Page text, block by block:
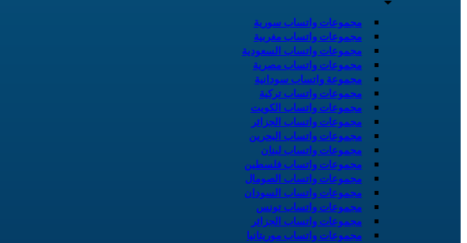
مجموعات واتساب سورية
مجموعات واتساب مغربية
مجموعات واتساب السعودية
مجموعات واتساب مصرية
مجموعة واتساب سودانية
مجموعات واتساب تركية
مجموعات واتساب الكويت
مجموعات واتساب الجزائر
مجموعات واتساب البحرين
مجموعات واتساب لبنان
مجموعات واتساب فلسطين
مجموعات واتساب الصومال
مجموعات واتساب السودان
مجموعات واتساب تونس
مجموعات واتساب الجزائر
مجموعات واتساب موريتانيا